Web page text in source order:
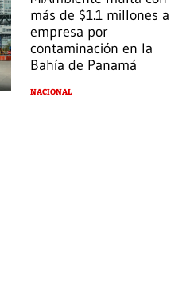
más de $1.1 millones a
empresa por
contaminación en la
Bahía de Panamá
NACIONAL